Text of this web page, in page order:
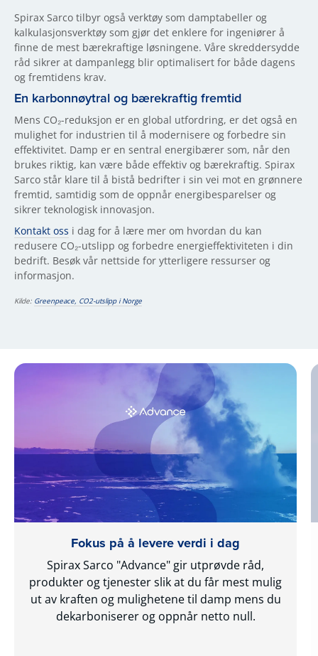
Spirax Sarco tilbyr også verktøy som damptabeller og
kalkulasjonsverktøy som gjør det enklere for ingeniører å
finne de mest bærekraftige løsningene. Våre skreddersydde
råd sikrer at dampanlegg blir optimalisert for både dagens
og fremtidens krav.
En karbonnøytral og bærekraftig fremtid
Mens CO₂-reduksjon er en global utfordring, er det også en
mulighet for industrien til å modernisere og forbedre sin
effektivitet. Damp er en sentral energibærer som, når den
brukes riktig, kan være både effektiv og bærekraftig. Spirax
Sarco står klare til å bistå bedrifter i sin vei mot en grønnere
fremtid, samtidig som de oppnår energibesparelser og
sikrer teknologisk innovasjon.
Kontakt oss i dag for å lære mer om hvordan du kan
redusere CO₂-utslipp og forbedre energieffektiviteten i din
bedrift. Besøk vår nettside for ytterligere ressurser og
informasjon.
Kilde: Greenpeace, CO2-utslipp i Norge
Fokus på å levere verdi i dag
Spirax Sarco "Advance" gir utprøvde råd,
produkter og tjenester slik at du får mest mulig
ut av kraften og mulighetene til damp mens du
dekarboniserer og oppnår netto null.